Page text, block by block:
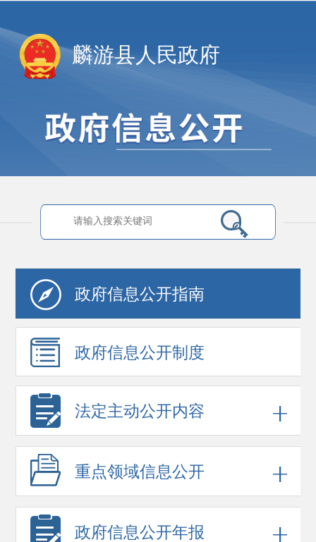
麟游县人民政府
政府信息公开指南
政府信息公开制度
法定主动公开内容
重点领域信息公开
政府信息公开年报